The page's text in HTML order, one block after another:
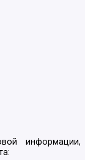
информации,